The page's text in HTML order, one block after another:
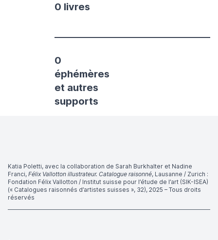
0 livres
0
éphémères
et autres
supports
Katia Poletti, avec la collaboration de Sarah Burkhalter et Nadine
Franci, Félix Vallotton illustrateur. Catalogue raisonné, Lausanne / Zurich :
Fondation Félix Vallotton / Institut suisse pour l’étude de l’art (SIK-ISEA)
(« Catalogues raisonnés d’artistes suisses », 32), 2025 – Tous droits
réservés